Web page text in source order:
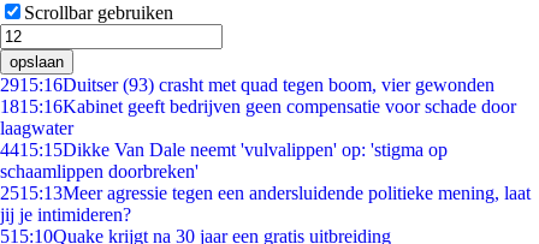
Scrollbar gebruiken
opslaan
2915:16Duitser (93) crasht met quad tegen boom, vier gewonden
1815:16Kabinet geeft bedrijven geen compensatie voor schade door
laagwater
4415:15Dikke Van Dale neemt 'vulvalippen' op: 'stigma op
schaamlippen doorbreken'
2515:13Meer agressie tegen een andersluidende politieke mening, laat
jij je intimideren?
515:10Quake krijgt na 30 jaar een gratis uitbreiding